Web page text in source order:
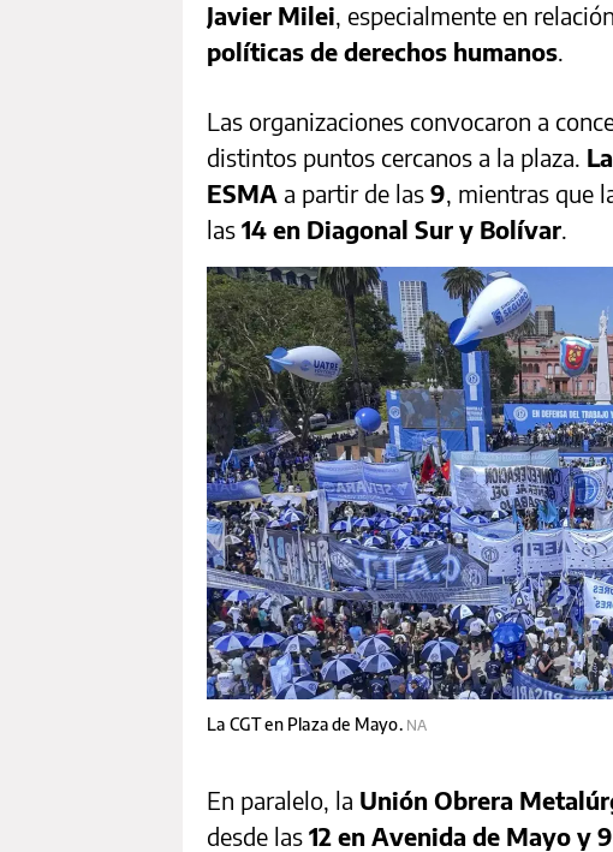
Javier Milei, especialmente en
políticas de derechos humanos.
Las organizaciones convocaron a
distintos puntos cercanos a la plaza.
ESMA a partir de las 9, mientras que
las 14 en Diagonal Sur y Bolívar.
La CGT en Plaza de Mayo. NA
En paralelo, la Unión Obrera
desde las 12 en Avenida de Mayo y